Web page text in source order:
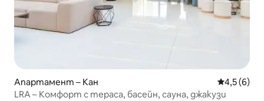
Апартамент – Кан Средна
4,5 (6)
LRA – Комфорт с тераса, басейн, сауна, джакузи